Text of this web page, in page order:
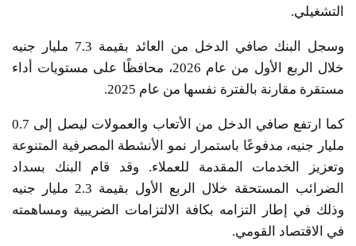
التشغيلي.
وسجل البنك صافي الدخل من العائد بقيمة 7.3 مليار جنيه
خلال الربع الأول من عام 2026، محافظًا على مستويات أداء
مستقرة مقارنة بالفترة نفسها من عام 2025.
كما ارتفع صافي الدخل من الأتعاب والعمولات ليصل إلى 0.7
مليار جنيه، مدفوعًا باستمرار نمو الأنشطة المصرفية المتنوعة
وتعزيز الخدمات المقدمة للعملاء. وقد قام البنك بسداد
الضرائب المستحقة خلال الربع الأول بقيمة 2.3 مليار جنيه
وذلك في إطار التزامه بكافة الالتزامات الضريبية ومساهمته
في الاقتصاد القومي.